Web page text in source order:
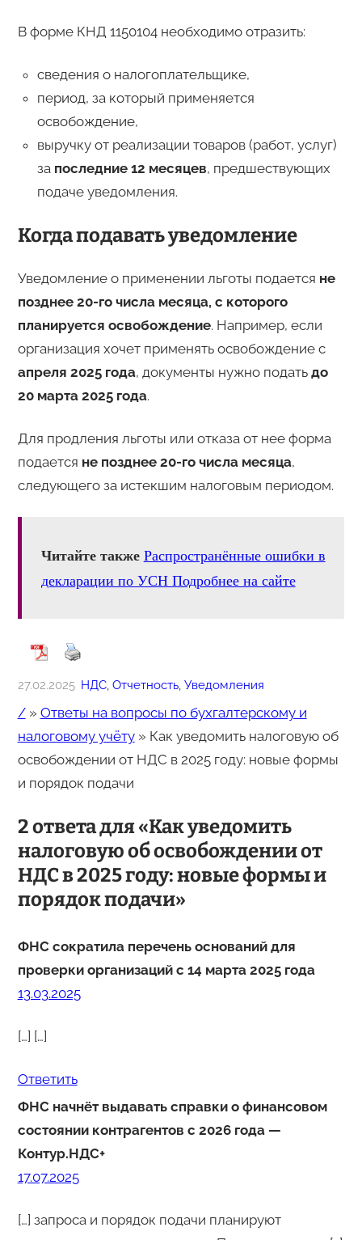
В форме КНД 1150104 необходимо отразить:
сведения о налогоплательщике,
период, за который применяется
освобождение,
выручку от реализации товаров (работ, услуг)
за последние 12 месяцев, предшествующих
подаче уведомления.
Когда подавать уведомление
Уведомление о применении льготы подается не
позднее 20-го числа месяца, с которого
планируется освобождение. Например, если
организация хочет применять освобождение с
апреля 2025 года, документы нужно подать до
20 марта 2025 года.
Для продления льготы или отказа от нее форма
подается не позднее 20-го числа месяца,
следующего за истекшим налоговым периодом.
Читайте также Распространённые ошибки в
декларации по УСН Подробнее на сайте
27.02.2025 НДС, Отчетность, Уведомления
/» Ответы на вопросы по бухгалтерскому и
налоговому учёту» Как уведомить налоговую об
освобождении от НДС в 2025 году: новые формы
и порядок подачи
2 ответа для «Как уведомить
налоговую об освобождении от
НДС в 2025 году: новые формы и
порядок подачи»
ФНС сократила перечень оснований для
проверки организаций с 14 марта 2025 года
13.03.2025
[…] […]
Ответить
ФНС начнёт выдавать справки о финансовом
состоянии контрагентов с 2026 года —
Контур.НДС+
17.07.2025
[…] запроса и порядок подачи планируют